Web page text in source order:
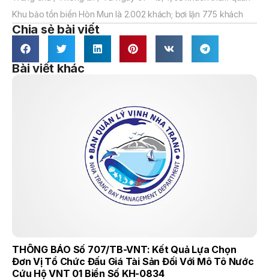
Khu bảo tồn biển Hòn Mun là 2.002 khách; bơi lặn 775 khách
Chia sẻ bài viết
Bài viết khác
THÔNG BÁO Số 707/TB-VNT: Kết Quả Lựa Chọn
Đơn Vị Tổ Chức Đấu Giá Tài Sản Đối Với Mô Tô Nước
Cứu Hộ VNT 01 Biển Số KH-0834